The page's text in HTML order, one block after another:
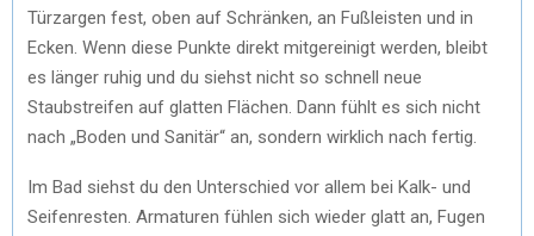
Türzargen fest, oben auf Schränken, an Fußleisten und in
Ecken. Wenn diese Punkte direkt mitgereinigt werden, bleibt
es länger ruhig und du siehst nicht so schnell neue
Staubstreifen auf glatten Flächen. Dann fühlt es sich nicht
nach „Boden und Sanitär“ an, sondern wirklich nach fertig.
Im Bad siehst du den Unterschied vor allem bei Kalk- und
Seifenresten. Armaturen fühlen sich wieder glatt an, Fugen